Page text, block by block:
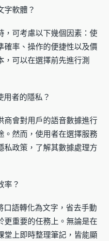
字軟體？
，可考慮以下幾個因素：使
確率、操作的便捷性以及價
，可以在選擇前先進行測
者的隱私？
商會對用戶的語音數據進行
。然而，使用者在選擇服務
私政策，了解其數據處理方
率？
語轉化為文字，省去手動
更重要的任務上。無論是在
堂上即時整理筆記，皆能顯